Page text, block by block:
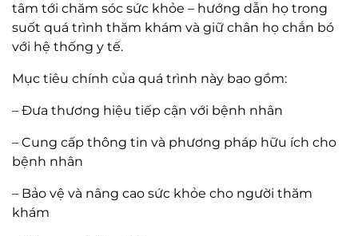
tâm tới chăm sóc sức khỏe – hướng dẫn họ trong
suốt quá trình thăm khám và giữ chân họ chắn bó
với hệ thống y tế.
Mục tiêu chính của quá trình này bao gồm:
– Đưa thương hiệu tiếp cận với bệnh nhân
– Cung cấp thông tin và phương pháp hữu ích cho
bệnh nhân
– Bảo vệ và nâng cao sức khỏe cho người thăm
khám